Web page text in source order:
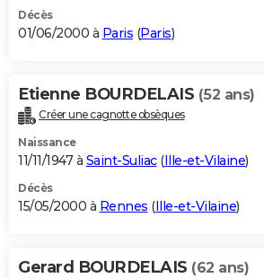
Décès
01/06/2000 à Paris (Paris)
Etienne BOURDELAIS (52 ans)
Créer une cagnotte obsèques
Naissance
11/11/1947 à Saint-Suliac(Ille-et-Vilaine)
Décès
15/05/2000 à Rennes (Ille-et-Vilaine)
Gerard BOURDELAIS (62 ans)